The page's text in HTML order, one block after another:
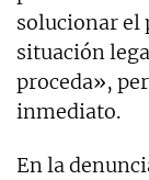
solucionar el
situación
proceda»,
inmediato.
En la